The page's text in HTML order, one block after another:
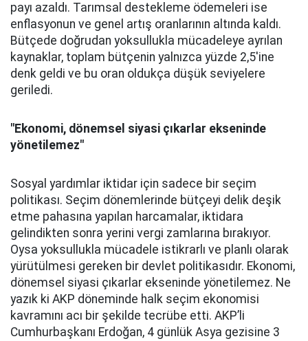
payı azaldı. Tarımsal destekleme ödemeleri ise
enflasyonun ve genel artış oranlarının altında kaldı.
Bütçede doğrudan yoksullukla mücadeleye ayrılan
kaynaklar, toplam bütçenin yalnızca yüzde 2,5'ine
denk geldi ve bu oran oldukça düşük seviyelere
geriledi.
"Ekonomi, dönemsel siyasi çıkarlar ekseninde
yönetilemez"
Sosyal yardımlar iktidar için sadece bir seçim
politikası. Seçim dönemlerinde bütçeyi delik deşik
etme pahasına yapılan harcamalar, iktidara
gelindikten sonra yerini vergi zamlarına bırakıyor.
Oysa yoksullukla mücadele istikrarlı ve planlı olarak
yürütülmesi gereken bir devlet politikasıdır. Ekonomi,
dönemsel siyasi çıkarlar ekseninde yönetilemez. Ne
yazık ki AKP döneminde halk seçim ekonomisi
kavramını acı bir şekilde tecrübe etti. AKP’li
Cumhurbaşkanı Erdoğan, 4 günlük Asya gezisine 3